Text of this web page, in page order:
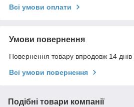
Всі умови оплати
Умови повернення
Повернення товару впродовж 14 днів
Всі умови повернення
Подібні товари компанії